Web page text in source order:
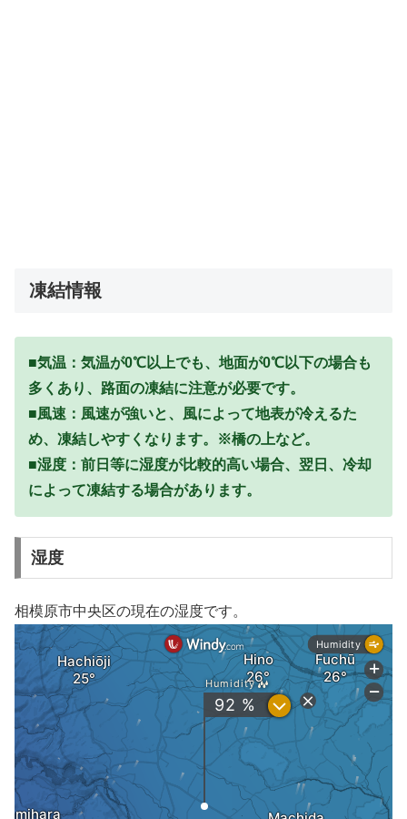
凍結情報
■気温：気温が0℃以上でも、地面が0℃以下の場合も
多くあり、路面の凍結に注意が必要です。
■風速：風速が強いと、風によって地表が冷えるた
め、凍結しやすくなります。※橋の上など。
■湿度：前日等に湿度が比較的高い場合、翌日、冷却
によって凍結する場合があります。
湿度
相模原市中央区の現在の湿度です。